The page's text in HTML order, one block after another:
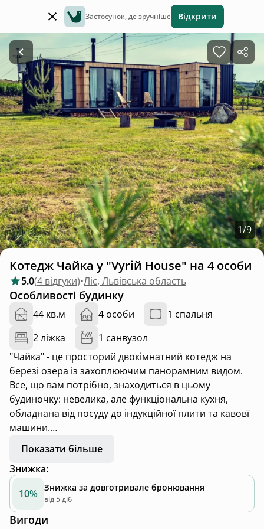
Застосунок, де зручніше Відкрити
1/9
Котедж Чайка у "Vyriй House" на 4 особи
5.0(4 відгуки)•Ліс, Львівська область
Особливості будинку
44 кв.м 4 особи
1 спальня
2 ліжка
1 санвузол
"Чайка" - це просторий двокімнатний котедж на
березі озера із захоплюючим панорамним видом.
Все, що вам потрібно, знаходиться в цьому
будиночку: невелика, але функціональна кухня,
обладнана від посуду до індукційної плити та кавовї
машини.
Кімната-студіо створена, щоб стати прекрасним
місцем для роботи, концентрації, пошуку натхнення
та виникнення нових ідей. Окрема відпочинкова
кімната вражає просторим ліжком з ортопедичним
матрацом, а постіль з вареної бавовни виглядає не
Показати більше
Знижка:
10% Знижка за довготривале бронювання
від 5 діб
Вигоди